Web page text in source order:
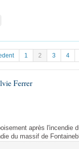
... )
1 2 3 4
Ferrer
après l'incendie
du massif de